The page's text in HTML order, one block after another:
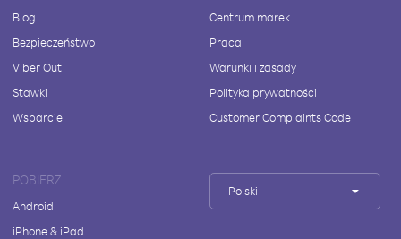
Blog
Bezpieczeństwo
Viber Out
Stawki
Wsparcie
Centrum marek
Praca
Warunki i zasady
Polityka prywatności
Customer Complaints Code
POBIERZ
Android
iPhone & iPad
Polski